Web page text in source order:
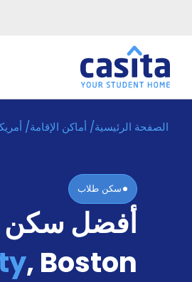
الرئيسية عربي USD
دخول
الصفحة الرئيسية/ أماكن الإقامة/
سكن طلاب
أفضل سكن
, Boston